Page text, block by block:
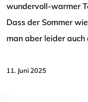
wundervoll-warmer
Dass der Sommer
man aber leider
11. Juni 2025